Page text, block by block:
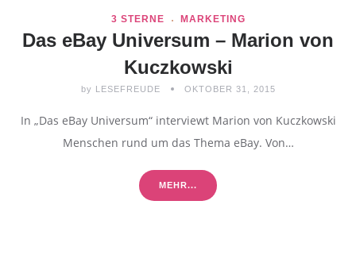
3 STERNE MARKETING
Das eBay Universum – Marion von
Kuczkowski
by LESEFREUDE OKTOBER 31, 2015
In „Das eBay Universum“ interviewt Marion von Kuczkowski
Menschen rund um das Thema eBay. Von…
MEHR...